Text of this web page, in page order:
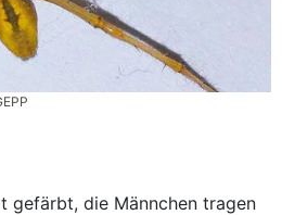
gefärbt, die Männchen tragen